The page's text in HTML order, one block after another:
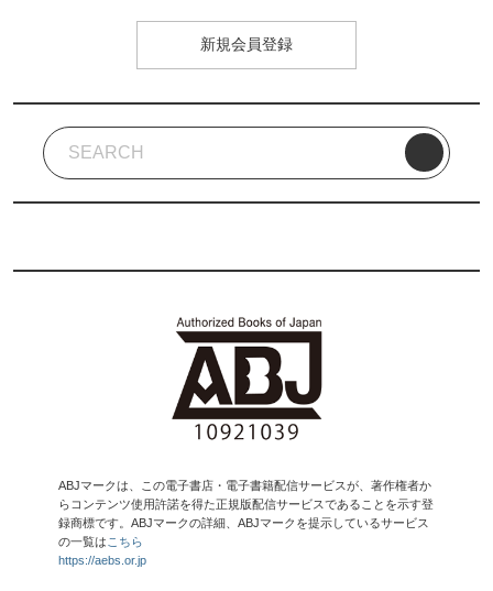
新規会員登録
ABJマークは、この電子書店・電子書籍配信サービスが、著作権者か
らコンテンツ使用許諾を得た正規版配信サービスであることを示す登
録商標です。ABJマークの詳細、ABJマークを提示しているサービス
の一覧は こちら
https://aebs.or.jp